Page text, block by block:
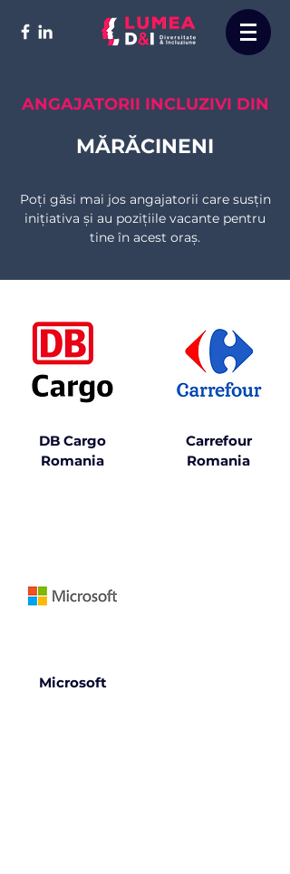
ANGAJATORII INCLUZIVI DIN
MĂRĂCINENI
Poți găsi mai jos angajatorii care susțin
inițiativa și au pozițiile vacante pentru
tine în acest oraș.
DB Cargo
Romania
Carrefour
Romania
Microsoft